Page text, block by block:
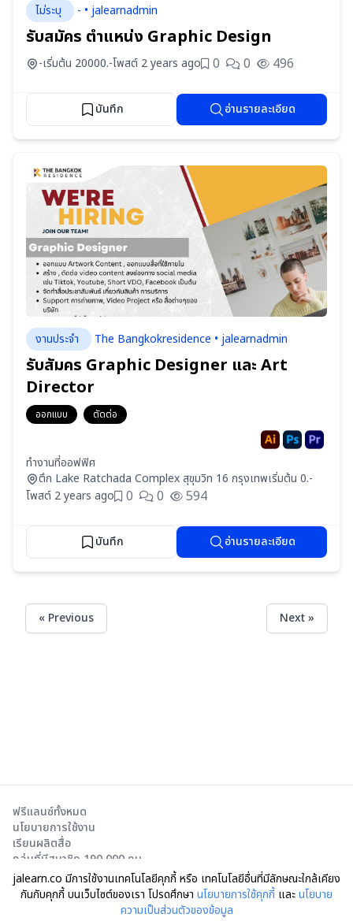
jalearn.co มีการใช้งานเทคโนโลยีคุกกี้ หรือ เทคโนโลยีอื่นที่มีลักษณะใกล้เคียง
กันกับคุกกี้ บนเว็บไซต์ของเรา โปรดศึกษา นโยบายการใช้คุกกี้ และนโยบาย
ความเป็นส่วนตัวของข้อมูล
ไม่ระบุ - • jalearnadmin
รับสมัคร ตำแหน่ง Graphic Design
-เริ่มต้น 20000.-โพสต์ 2 years ago 0 0 496
บันทึก อ่านรายละเอียด
งานประจำ The Bangkokresidence • jalearnadmin
รับสัมคร Graphic Designer และ Art
Director
ออกแบบ ตัดต่อ
ทำงานที่ออฟฟิศ
ตึก Lake Ratchada Complex สุขุมวิท 16 กรุงเทพเริ่มต้น 0.-
โพสต์ 2 years ago
0 0 594
บันทึก อ่านรายละเอียด
« Previous Next »
ฟรีแลนซ์ทั้งหมด
นโยบายการใช้งาน
เรียนผลิตสื่อ
กลุ่มที่มีสมาชิก 190,000 คน
© Moodia Motive Co., Ltd.